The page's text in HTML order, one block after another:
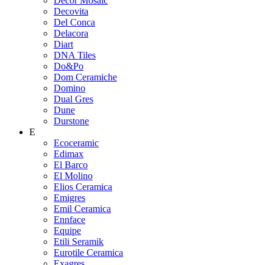
Decovita
Del Conca
Delacora
Diart
DNA Tiles
Do&Po
Dom Ceramiche
Domino
Dual Gres
Dune
Durstone
E
Ecoceramic
Edimax
El Barco
El Molino
Elios Ceramica
Emigres
Emil Ceramica
Ennface
Equipe
Etili Seramik
Eurotile Ceramica